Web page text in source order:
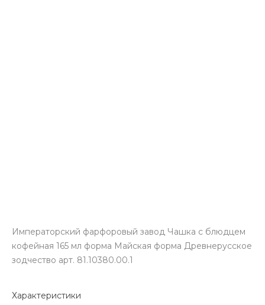
Императорский фарфоровый завод Чашка с блюдцем
кофейная 165 мл форма Майская форма Древнерусское
зодчество арт. 81.10380.00.1
Характеристики